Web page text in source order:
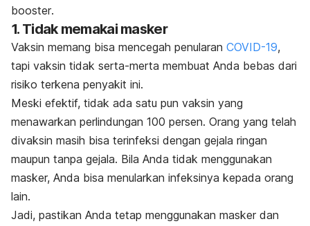
booster.
1. Tidak memakai masker
Vaksin memang bisa mencegah penularan COVID-19,
tapi vaksin tidak serta-merta membuat Anda bebas dari
risiko terkena penyakit ini.
Meski efektif, tidak ada satu pun vaksin yang
menawarkan perlindungan 100 persen. Orang yang telah
divaksin masih bisa terinfeksi dengan gejala ringan
maupun tanpa gejala. Bila Anda tidak menggunakan
masker, Anda bisa menularkan infeksinya kepada orang
lain.
Jadi, pastikan Anda tetap menggunakan masker dan